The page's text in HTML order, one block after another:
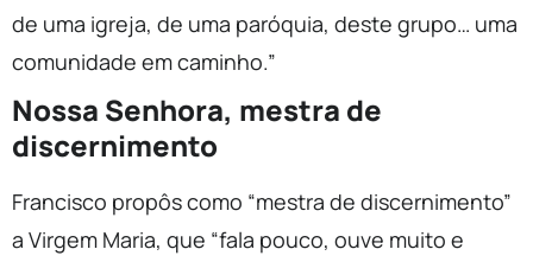
de uma igreja, de uma paróquia, deste grupo… uma
comunidade em caminho.”
Nossa Senhora, mestra de
discernimento
Francisco propôs como “mestra de discernimento”
a Virgem Maria, que “fala pouco, ouve muito e